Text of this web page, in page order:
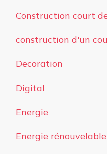
Construction court
construction d'un
Decoration
Digital
Energie
Energie rénouvelable